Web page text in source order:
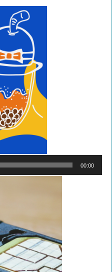
00:00